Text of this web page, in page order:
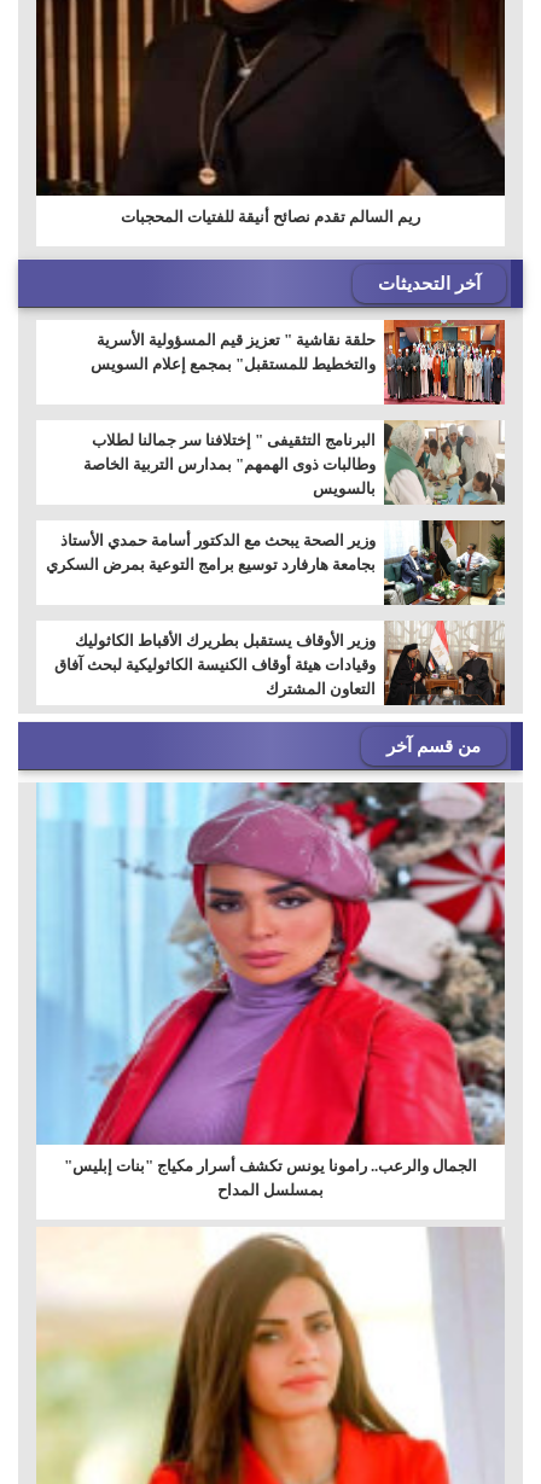
ريم السالم تقدم نصائح أنيقة للفتيات المحجبات
آخر التحديثات
حلقة نقاشية " تعزيز قيم المسؤولية الأسرية
والتخطيط للمستقبل" بمجمع إعلام السويس
البرنامج التثقيفى " إختلافنا سر جمالنا لطلاب
وطالبات ذوى الهمهم" بمدارس التربية الخاصة
بالسويس
وزير الصحة يبحث مع الدكتور أسامة حمدي الأستاذ
بجامعة هارفارد توسيع برامج التوعية بمرض السكري
وزير الأوقاف يستقبل بطريرك الأقباط الكاثوليك
وقيادات هيئة أوقاف الكنيسة الكاثوليكية لبحث آفاق
التعاون المشترك
من قسم آخر
الجمال والرعب.. رامونا يونس تكشف أسرار مكياج "بنات إبليس"
بمسلسل المداح